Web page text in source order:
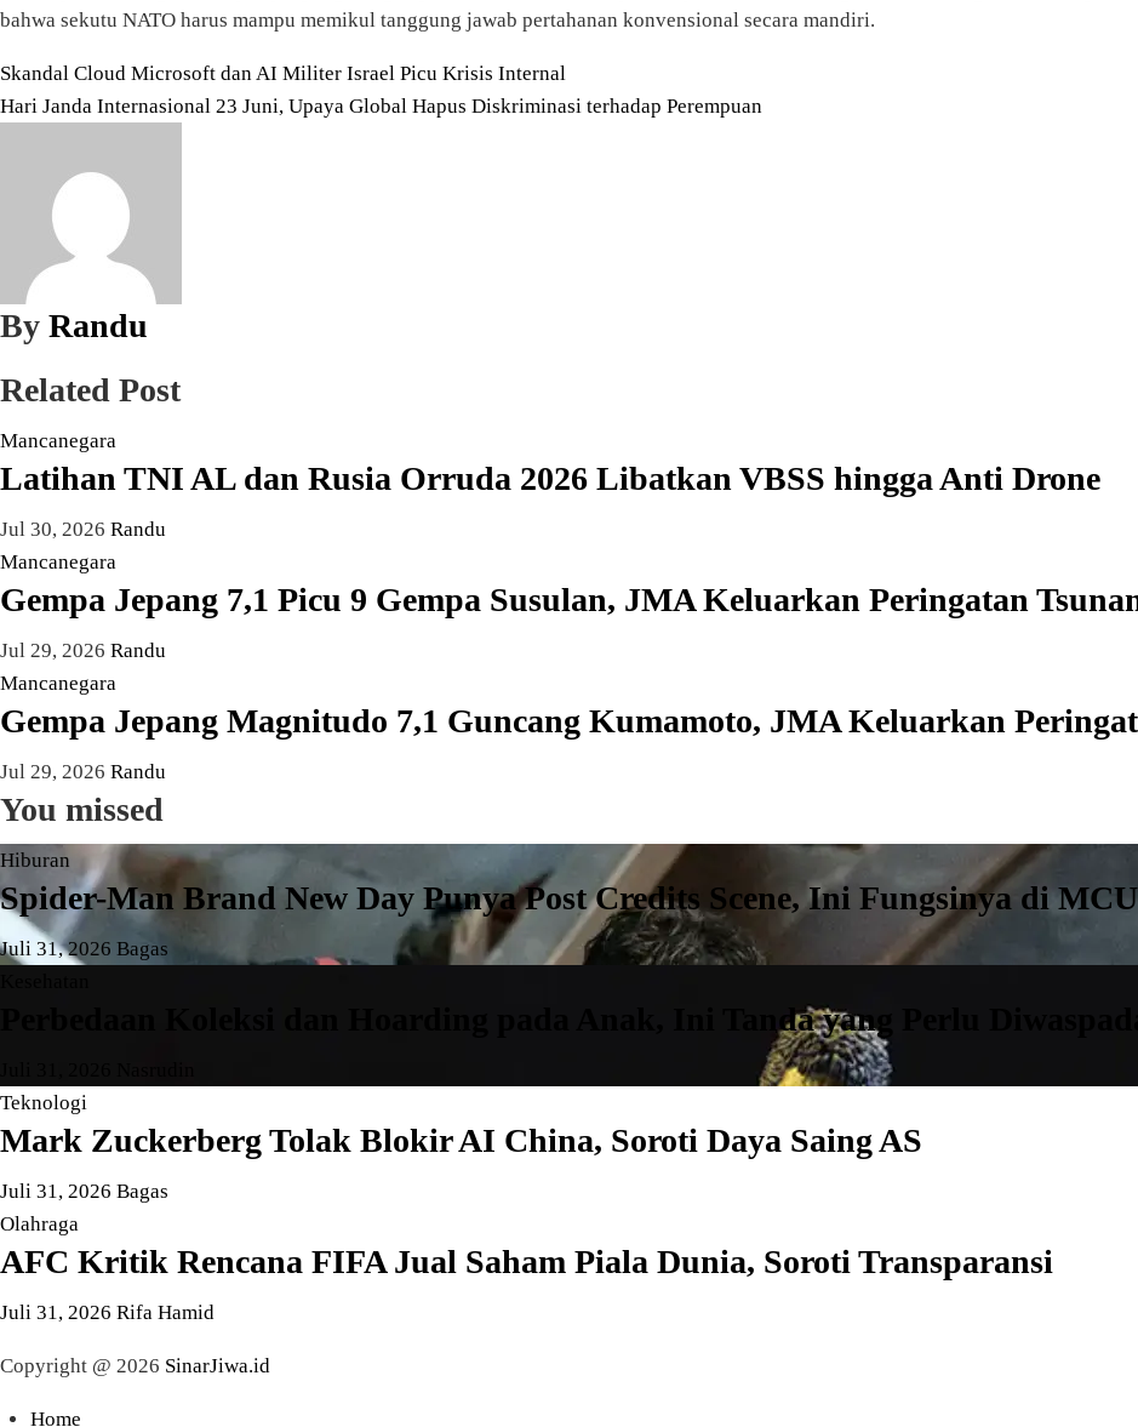
bahwa sekutu NATO harus mampu memikul tanggung jawab pertahanan konvensional secara mandiri.
Navigasi
pos
Skandal Cloud Microsoft dan AI Militer Israel Picu Krisis Internal
Hari Janda Internasional 23 Juni, Upaya Global Hapus Diskriminasi terhadap Perempuan
By Randu
Related Post
Mancanegara
Latihan TNI AL dan Rusia Orruda 2026 Libatkan VBSS hingga Anti Drone
Jul 30, 2026 Randu
Mancanegara
Gempa Jepang 7,1 Picu 9 Gempa Susulan, JMA Keluarkan Peringatan
Jul 29, 2026 Randu
Mancanegara
Gempa Jepang Magnitudo 7,1 Guncang Kumamoto, JMA Keluarkan
Jul 29, 2026 Randu
You missed
Hiburan
Spider-Man Brand New Day Punya Post Credits Scene, Ini Fungsinya di MCU
Juli 31, 2026 Bagas
Perbedaan Koleksi dan Hoarding pada Anak, Ini Tanda yang Perlu
Teknologi
Mark Zuckerberg Tolak Blokir AI China, Soroti Daya Saing AS
Juli 31, 2026 Bagas
Olahraga
AFC Kritik Rencana FIFA Jual Saham Piala Dunia, Soroti Transparansi
Juli 31, 2026 Rifa Hamid
Copyright @ 2026 SinarJiwa.id
Home